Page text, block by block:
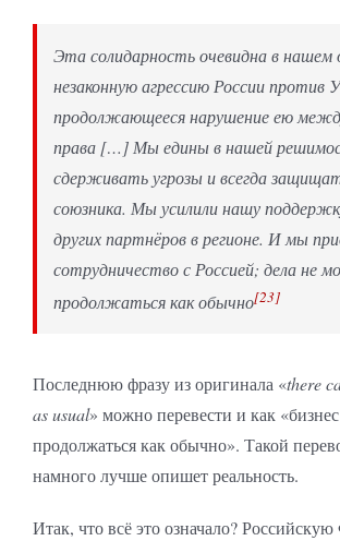
Эта солидарность очевидна в
незаконную агрессию России против
продолжающееся нарушение ею
права […] Мы едины в нашей
сдерживать угрозы и всегда
союзника. Мы усилили нашу
других партнёров в регионе. И мы
сотрудничество с Россией; дела не
продолжаться как обычно[23]
Последнюю фразу из оригинала «there
as usual» можно перевести и как
продолжаться как обычно». Такой
намного лучше опишет реальность.
Итак, что всё это означало?